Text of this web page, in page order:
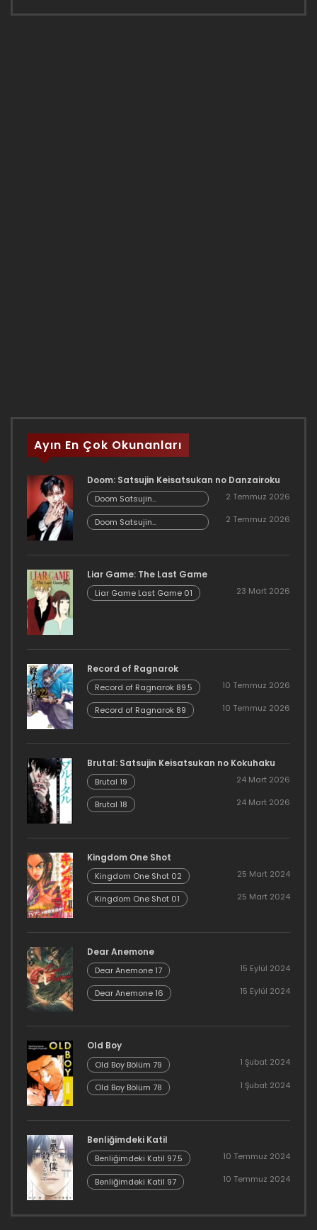
Ayın En Çok Okunanları
Doom: Satsujin Keisatsukan no Danzairoku
Doom Satsujin
Keisatsukan no
Danzairoku 06.02
2 Temmuz 2026
Doom Satsujin
Keisatsukan no
2 Temmuz 2026
Liar Game: The Last Game
Liar Game Last Game 01 23 Mart 2026
Record of Ragnarok
Record of Ragnarok 89.5 10 Temmuz 2026
Record of Ragnarok 89 10 Temmuz 2026
Brutal: Satsujin Keisatsukan no Kokuhaku
Brutal 19 24 Mart 2026
Brutal 18 24 Mart 2026
Kingdom One Shot
Kingdom One Shot 02 25 Mart 2024
Kingdom One Shot 01 25 Mart 2024
Dear Anemone
Dear Anemone 17 15 Eylül 2024
Dear Anemone 16 15 Eylül 2024
Old Boy
Old Boy Bölüm 79 1 Şubat 2024
Old Boy Bölüm 78 1 Şubat 2024
Benliğimdeki Katil
Benliğimdeki Katil 97.5 10 Temmuz 2024
Benliğimdeki Katil 97 10 Temmuz 2024